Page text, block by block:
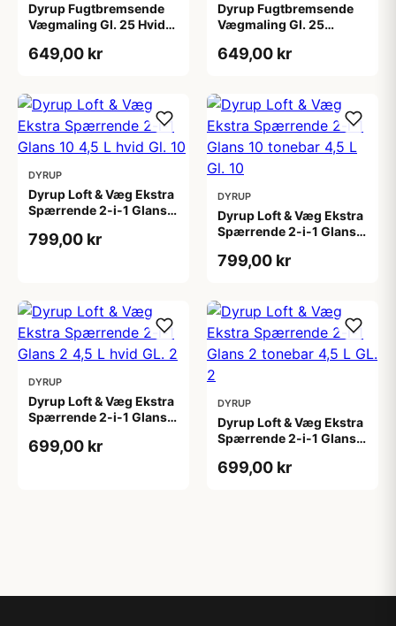
Dyrup Fugtbremsende
Vægmaling Gl. 25 Hvid
649,00 kr
Dyrup Fugtbremsende
Vægmaling Gl. 25
649,00 kr
DYRUP
Dyrup Loft & Væg Ekstra
Spærrende 2-i-1 Glans
799,00 kr
DYRUP
Dyrup Loft & Væg Ekstra
Spærrende 2-i-1 Glans
799,00 kr
DYRUP
Dyrup Loft & Væg Ekstra
Spærrende 2-i-1 Glans 2
699,00 kr
DYRUP
Dyrup Loft & Væg Ekstra
Spærrende 2-i-1 Glans 2
699,00 kr